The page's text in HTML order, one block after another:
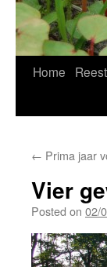
Skip
Home
← Prima jaar
Vier
Posted on 02/